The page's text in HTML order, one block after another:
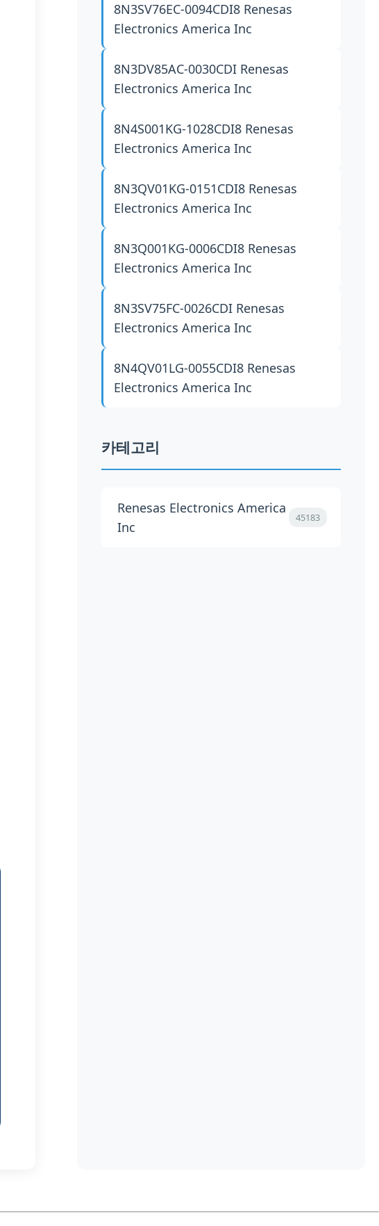
8N3SV76EC-0094CDI8 Renesas
Electronics America Inc
8N3DV85AC-0030CDI Renesas
Electronics America Inc
8N4S001KG-1028CDI8 Renesas
Electronics America Inc
8N3QV01KG-0151CDI8 Renesas
Electronics America Inc
8N3Q001KG-0006CDI8 Renesas
Electronics America Inc
8N3SV75FC-0026CDI Renesas
Electronics America Inc
8N4QV01LG-0055CDI8 Renesas
Electronics America Inc
카테고리
Renesas Electronics America
Inc
45183